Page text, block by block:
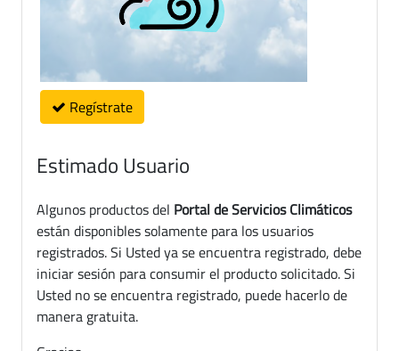
Regístrate
Estimado Usuario
Algunos productos del Portal de Servicios Climáticos
están disponibles solamente para los usuarios
registrados. Si Usted ya se encuentra registrado, debe
iniciar sesión para consumir el producto solicitado. Si
Usted no se encuentra registrado, puede hacerlo de
manera gratuita.